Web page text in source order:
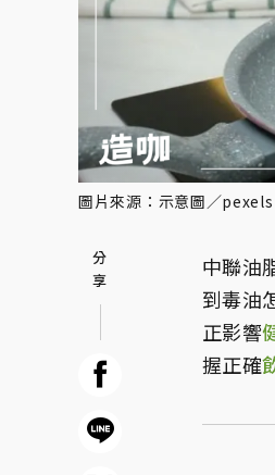
圖片來源：示意圖／pexels
中聯油
到毒油
正影響
握正確